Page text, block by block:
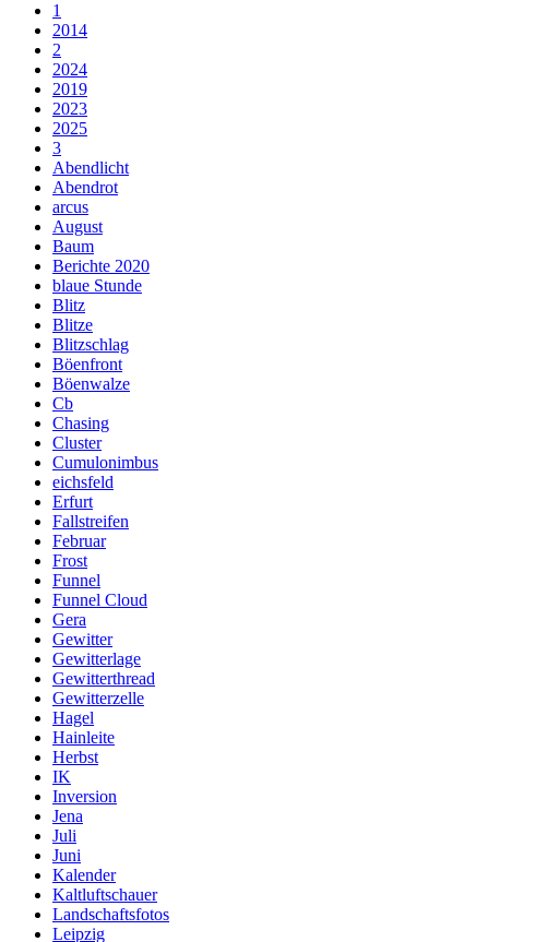
1
2014
2
2024
2019
2023
2025
3
Abendlicht
Abendrot
arcus
August
Baum
Berichte 2020
blaue Stunde
Blitz
Blitze
Blitzschlag
Böenfront
Böenwalze
Cb
Chasing
Cluster
Cumulonimbus
eichsfeld
Erfurt
Fallstreifen
Februar
Frost
Funnel
Funnel Cloud
Gera
Gewitter
Gewitterlage
Gewitterthread
Gewitterzelle
Hagel
Hainleite
Herbst
IK
Inversion
Jena
Juli
Juni
Kalender
Kaltluftschauer
Landschaftsfotos
Leipzig